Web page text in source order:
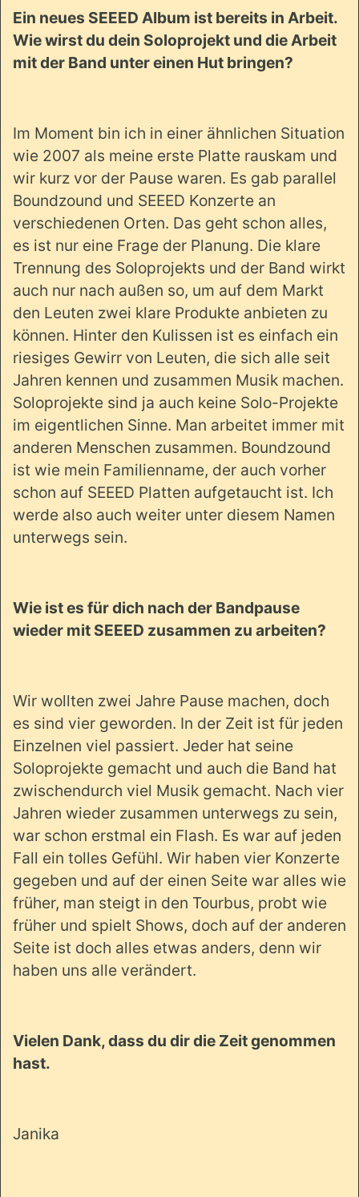
Ein neues SEEED Album ist bereits in Arbeit.
Wie wirst du dein Soloprojekt und die Arbeit
mit der Band unter einen Hut bringen?
Im Moment bin ich in einer ähnlichen Situation
wie 2007 als meine erste Platte rauskam und
wir kurz vor der Pause waren. Es gab parallel
Boundzound und SEEED Konzerte an
verschiedenen Orten. Das geht schon alles,
es ist nur eine Frage der Planung. Die klare
Trennung des Soloprojekts und der Band wirkt
auch nur nach außen so, um auf dem Markt
den Leuten zwei klare Produkte anbieten zu
können. Hinter den Kulissen ist es einfach ein
riesiges Gewirr von Leuten, die sich alle seit
Jahren kennen und zusammen Musik machen.
Soloprojekte sind ja auch keine Solo-Projekte
im eigentlichen Sinne. Man arbeitet immer mit
anderen Menschen zusammen. Boundzound
ist wie mein Familienname, der auch vorher
schon auf SEEED Platten aufgetaucht ist. Ich
werde also auch weiter unter diesem Namen
unterwegs sein.
Wie ist es für dich nach der Bandpause
wieder mit SEEED zusammen zu arbeiten?
Wir wollten zwei Jahre Pause machen, doch
es sind vier geworden. In der Zeit ist für jeden
Einzelnen viel passiert. Jeder hat seine
Soloprojekte gemacht und auch die Band hat
zwischendurch viel Musik gemacht. Nach vier
Jahren wieder zusammen unterwegs zu sein,
war schon erstmal ein Flash. Es war auf jeden
Fall ein tolles Gefühl. Wir haben vier Konzerte
gegeben und auf der einen Seite war alles wie
früher, man steigt in den Tourbus, probt wie
früher und spielt Shows, doch auf der anderen
Seite ist doch alles etwas anders, denn wir
haben uns alle verändert.
Vielen Dank, dass du dir die Zeit genommen
hast.
Janika